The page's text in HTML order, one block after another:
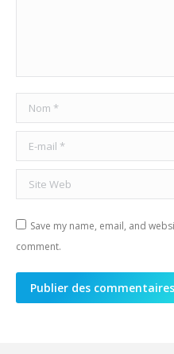
Nom *
E-mail *
Site Web
Save my name, email, and
comment.
Publier des commentaires